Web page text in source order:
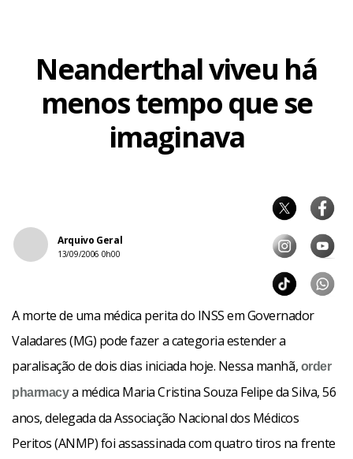
Neanderthal viveu há
menos tempo que se
imaginava
Arquivo Geral
13/09/2006 0h00
A morte de uma médica perita do INSS em Governador
Valadares (MG) pode fazer a categoria estender a
paralisação de dois dias iniciada hoje. Nessa manhã, order
pharmacya médica Maria Cristina Souza Felipe da Silva, 56
anos, delegada da Associação Nacional dos Médicos
Peritos (ANMP) foi assassinada com quatro tiros na frente